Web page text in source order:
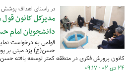
در راستای اهداف پوشش
مدیرکل کانون
دانشجویان امام
قوامی به درخواست
حسن(ع) یزد مبنی بر
کانون پرورش فکری در منطقه کمتر توسعه یافته
۲۴ دی ۰۲ - ۰۹:۱۷